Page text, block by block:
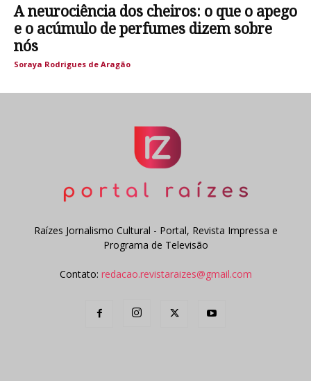
A neurociência dos cheiros: o que o apego
e o acúmulo de perfumes dizem sobre
nós
Soraya Rodrigues de Aragão
Raízes Jornalismo Cultural - Portal, Revista Impressa e
Programa de Televisão
Contato: redacao.revistaraizes@gmail.com